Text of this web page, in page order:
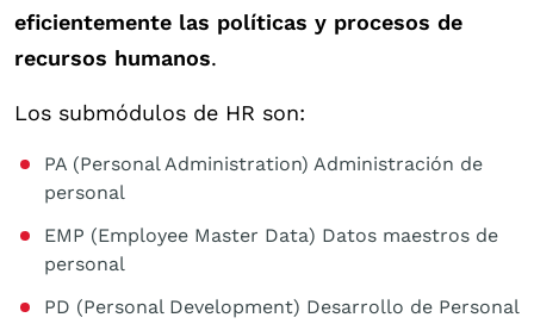
eficientemente las políticas y procesos de
recursos humanos.
Los submódulos de HR son:
PA (Personal Administration) Administración de
personal
EMP (Employee Master Data) Datos maestros de
personal
PD (Personal Development) Desarrollo de Personal